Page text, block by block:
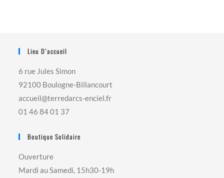
Lieu D’accueil
6 rue Jules Simon
92100 Boulogne-Billancourt
accueil@terredarcs-enciel.fr
01 46 84 01 37
Boutique Solidaire
Ouverture
Mardi au Samedi, 15h30-19h